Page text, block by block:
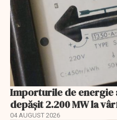
Importurile de energie
depășit 2.200 MW la
04 AUGUST 2026